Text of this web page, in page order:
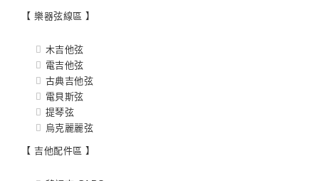
【 樂器弦線區 】
木吉他弦
電吉他弦
古典吉他弦
電貝斯弦
提琴弦
烏克麗麗弦
【 吉他配件區 】